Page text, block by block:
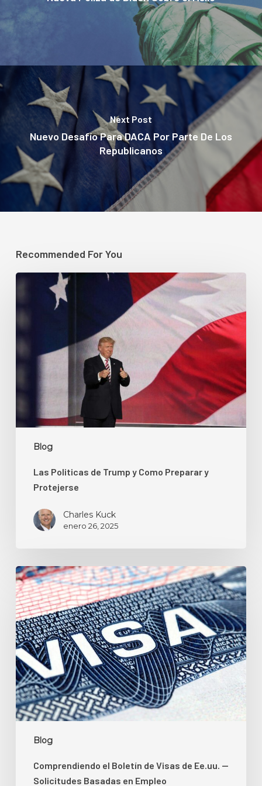
Next Post
Nuevo Desafío Para DACA Por Parte De Los
Republicanos
Recommended For You
Blog
Las
de
Trump
y
Como
Preparar
y
Protejerse
Las Politicas de Trump y Como Preparar y
Protejerse
Charles Kuck
enero 26, 2025
Blog
Comprendiendo
el
Boletín
de
Visas
de
Ee.uu.
—
Solicitudes
Basadas
Empleo
Comprendiendo el Boletín de Visas de Ee.uu. —
Solicitudes Basadas en Empleo